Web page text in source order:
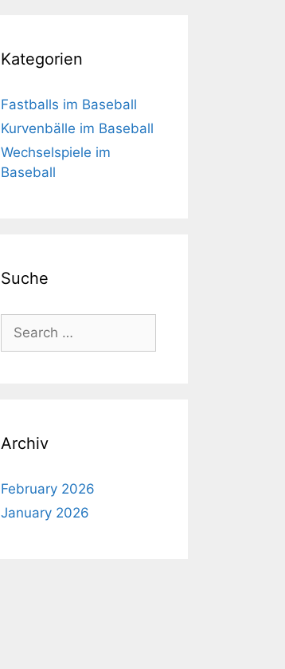
Kategorien
Fastballs im Baseball
Kurvenbälle im Baseball
Wechselspiele im
Baseball
Suche
Search
for:
Archiv
February 2026
January 2026